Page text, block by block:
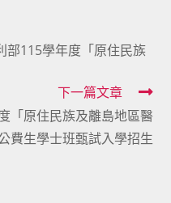
部115學年度「原住民族
下一篇文章
「原住民族及離島地區醫
費生學士班甄試入學招生